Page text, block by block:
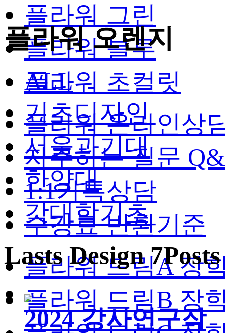
플라워 그린
플라워 블루
플라워 초컬릿
플라워 온라인상
자주하는 질문
1:1카톡상담
수강료 반환기준
플라워 드림A 장
플라워 드림B 장
플라워 오렌지
ALL
기초디자인
서울과기대
한양대
각대학기초
Lasts Design 7Posts
2024 강사연구작